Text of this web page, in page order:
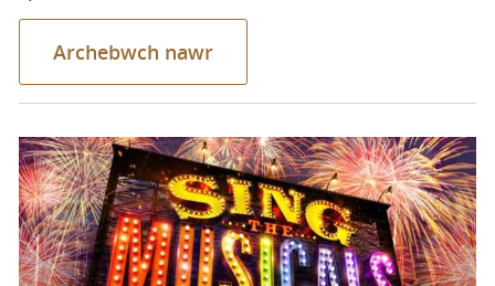
Archebwch nawr